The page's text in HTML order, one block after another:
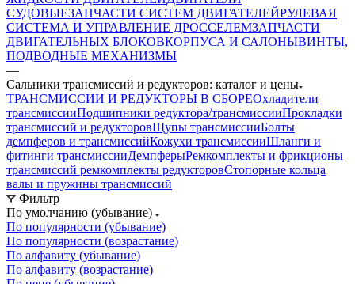
СУДОВЫЕЗАПЧАСТИ СИСТЕМ ДВИГАТЕЛЕЙРУЛЕВАЯ
СИСТЕМА И УПРАВЛЕНИЕ ДРОССЕЛЕМЗАПЧАСТИ
ДВИГАТЕЛЬНЫХ БЛОКОВКОРПУСА И САЛОНЫВИНТЫ,
ПОДВОДНЫЕ МЕХАНИЗМЫ
—
Сальники трансмиссий и редукторов: каталог и цены
ТРАНСМИССИИ И РЕДУКТОРЫ В СБОРЕОхладители
трансмиссииПодшипники редуктора/трансмиссииПрокладки
трансмиссий и редукторовЩупы трансмиссииБолты
демпферов и трансмиссийКожухи трансмиссииШланги и
фитинги трансмиссииДемпферыРемкомплекты и фрикционы
трансмиссий ремкомплекты редукторовСтопорные кольца
валы и пружины трансмиссий
Фильтр
По умолчанию (убывание)
По популярности (убывание)
По популярности (возрастание)
По алфавиту (убывание)
По алфавиту (возрастание)